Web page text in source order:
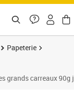
Papeterie
grands carreaux 90g